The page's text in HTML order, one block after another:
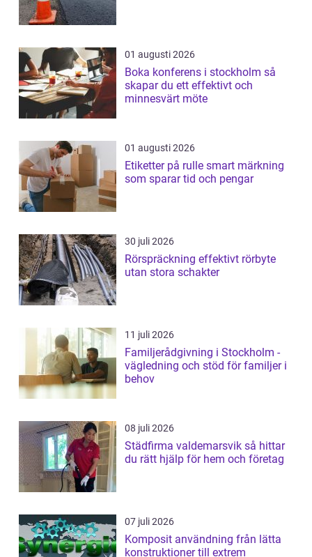
01 augusti 2026
Boka konferens i stockholm så
skapar du ett effektivt och
minnesvärt möte
01 augusti 2026
Etiketter på rulle smart märkning
som sparar tid och pengar
30 juli 2026
Rörspräckning effektivt rörbyte
utan stora schakter
11 juli 2026
Familjerådgivning i Stockholm -
vägledning och stöd för familjer i
behov
08 juli 2026
Städfirma valdemarsvik så hittar
du rätt hjälp för hem och företag
07 juli 2026
Komposit användning från lätta
konstruktioner till extrem